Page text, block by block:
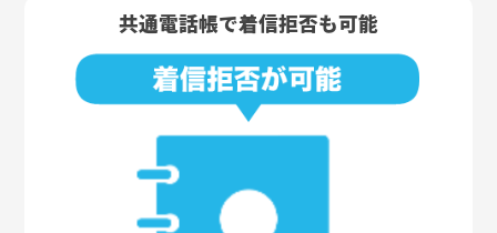
共通電話帳で着信拒否も可能